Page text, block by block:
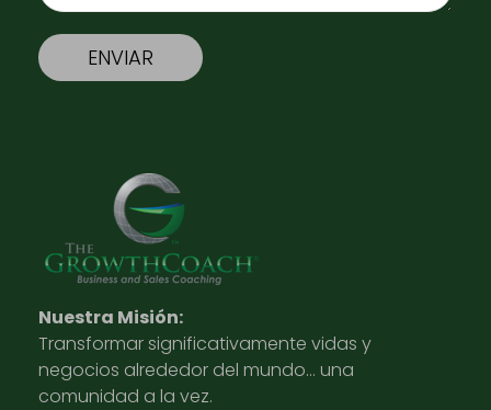
Nuestra Misión:
Transformar significativamente vidas y
negocios alrededor del mundo… una
comunidad a la vez.